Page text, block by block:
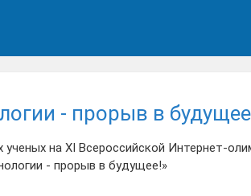
- прорыв в
на XI Всероссийской Интернет-
- прорыв в будущее!»